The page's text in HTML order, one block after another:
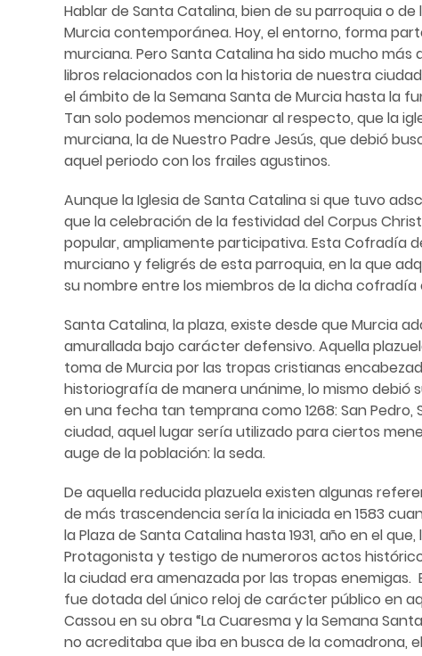
Hablar de Santa Catalina, bien de su parroquia o
Murcia contemporánea. Hoy, el entorno, forma
murciana. Pero Santa Catalina ha sido mucho
libros relacionados con la historia de nuestra
el ámbito de la Semana Santa de Murcia hasta la
Tan solo podemos mencionar al respecto, que la
murciana, la de Nuestro Padre Jesús, que debió
aquel periodo con los frailes agustinos.
Aunque la Iglesia de Santa Catalina si que tuvo
que la celebración de la festividad del Corpus
popular, ampliamente participativa. Esta Cofradía
murciano y feligrés de esta parroquia, en la que
su nombre entre los miembros de la dicha cofradía
Santa Catalina, la plaza, existe desde que Murcia
amurallada bajo carácter defensivo. Aquella
toma de Murcia por las tropas cristianas
historiografía de manera unánime, lo mismo debió
en una fecha tan temprana como 1268: San Pedro,
ciudad, aquel lugar sería utilizado para ciertos
auge de la población: la seda.
De aquella reducida plazuela existen algunas
de más trascendencia sería la iniciada en 1583
la Plaza de Santa Catalina hasta 1931, año en el
Protagonista y testigo de numeroros actos
la ciudad era amenazada por las tropas enemigas.
fue dotada del único reloj de carácter público en
Cassou en su obra “La Cuaresma y la Semana
no acreditaba que iba en busca de la comadrona,